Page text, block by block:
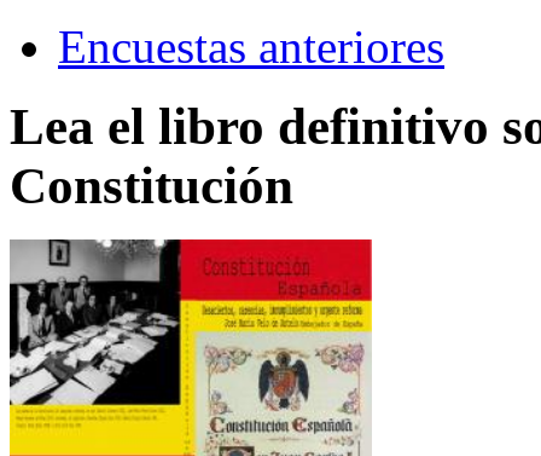
Encuestas anteriores
Lea el libro definitivo
Constitución